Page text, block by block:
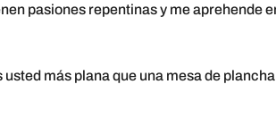
pasiones repentinas y me aprehende
más plana que una mesa de